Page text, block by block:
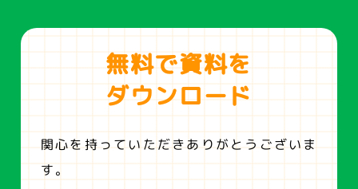
無料で資料を
ダウンロード
関心を持っていただきありがとうございま
す。